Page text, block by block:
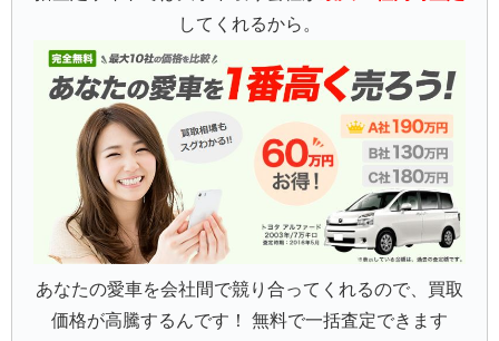
してくれるから。
あなたの愛車を会社間で競り合ってくれるので、買取
価格が高騰するんです！ 無料で一括査定できます